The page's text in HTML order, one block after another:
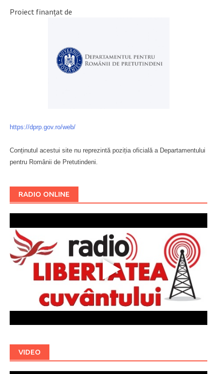
Proiect finanțat de
https://dprp.gov.ro/web/
Conținutul acestui site nu reprezintă poziția oficială a Departamentului
pentru Românii de Pretutindeni.
RADIO ONLINE
VIDEO